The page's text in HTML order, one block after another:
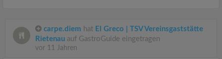
carpe.diem hat El Greco | TSV Vereinsgaststätte
Rietenau auf GastroGuide eingetragen
vor 11 Jahren